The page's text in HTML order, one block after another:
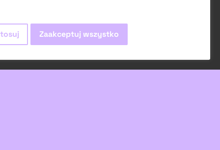
Zaakceptuj wszystko